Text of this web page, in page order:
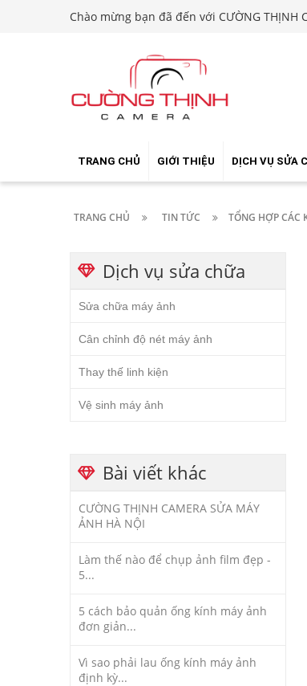
Chào mừng bạn đã đến với CƯỜNG THỊNH
TRANG CHỦ GIỚI THIỆU DỊCH VỤ SỬA
TRANG CHỦ TIN TỨC TỔNG HỢP CÁC
Dịch vụ sửa chữa
Sửa chữa máy ảnh
Cân chỉnh độ nét máy ảnh
Thay thế linh kiện
Vệ sinh máy ảnh
Bài viết khác
CƯỜNG THỊNH CAMERA SỬA MÁY
ẢNH HÀ NỘI
Làm thế nào để chụp ảnh film đẹp -
5...
5 cách bảo quản ống kính máy ảnh
đơn giản...
Vì sao phải lau ống kính máy ảnh
định kỳ...